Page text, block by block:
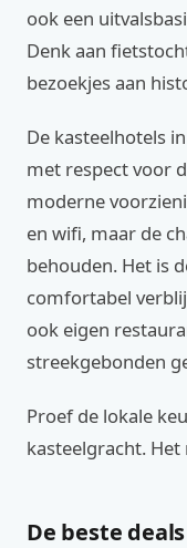
ook een
Denk aan
bezoekjes aan
De kasteelhotels
met respect voor
moderne
en wifi, maar de
behouden. Het is
comfortabel
ook eigen
streekgebonden
Proef de lokale
kasteelgracht.
De beste